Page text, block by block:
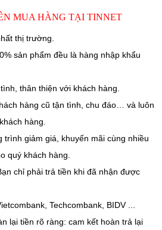
MUA HÀNG TẠI TINNET
thị trường.
sản phẩm đều là hàng nhập khẩu
thân thiện với khách hàng.
hàng cũ tận tình, chu đáo… và luôn
hàng.
trình giảm giá, khuyến mãi cùng nhiều
quý khách hàng.
chỉ phải trả tiền khi đã nhận được
Techcombank, BIDV ...
lại tiền rõ ràng: cam kết hoàn trả lại